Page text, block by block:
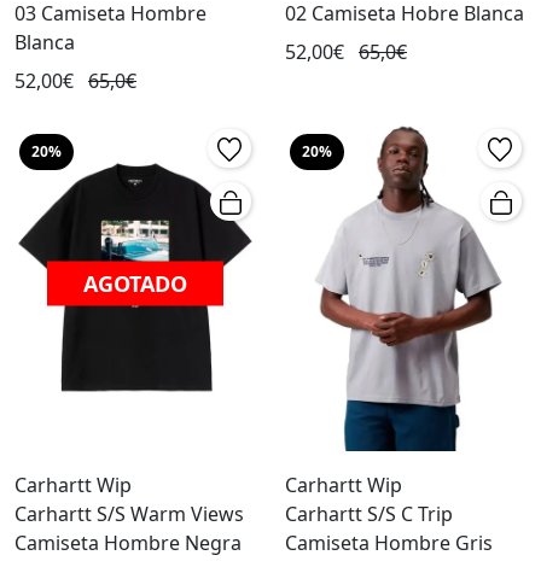
03 Camiseta Hombre
Blanca
52,00€ 65,0€
02 Camiseta Hobre Blanca
52,00€ 65,0€
20%
AGOTADO
Carhartt Wip
Carhartt S/S Warm Views
Camiseta Hombre Negra
20%
Carhartt Wip
Carhartt S/S C Trip
Camiseta Hombre Gris